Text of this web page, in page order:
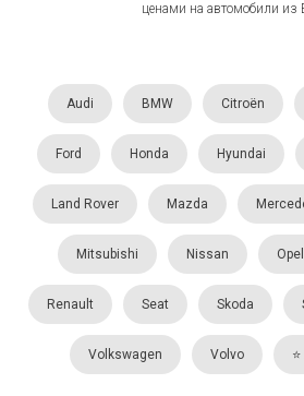
ценами на автомобили из
Audi BMW Citroën
Ford Honda Hyundai
Land Rover Mazda
Mitsubishi Nissan Opel
Renault Seat Skoda
Volkswagen Volvo